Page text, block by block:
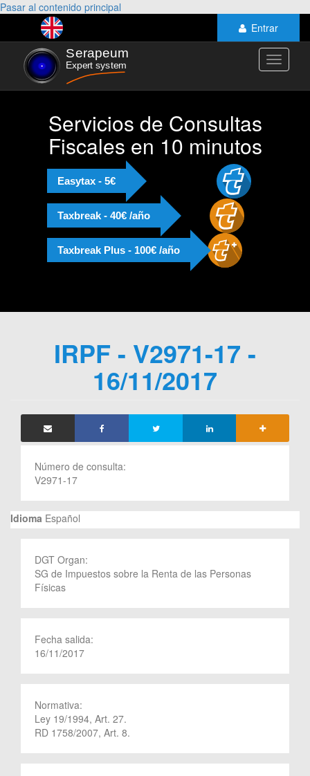
Pasar al contenido principal
Entrar
Toggle
Servicios de Consultas
Fiscales en 10 minutos
Easytax - 5€
Taxbreak - 40€ /año
Taxbreak Plus - 100€ /año
IRPF - V2971-17 -
16/11/2017
Número de consulta:
V2971-17
Idioma Español
DGT Organ:
SG de Impuestos sobre la Renta de las Personas
Físicas
Fecha salida:
16/11/2017
Normativa:
Ley 19/1994, Art. 27.
RD 1758/2007, Art. 8.